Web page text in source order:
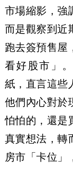
市場縮影，強
而是觀察到近
跑去簽預售屋
看好股市」
紙，直言這些
他們內心對於
怕怕的，還是
真實想法，轉
房市「卡位」